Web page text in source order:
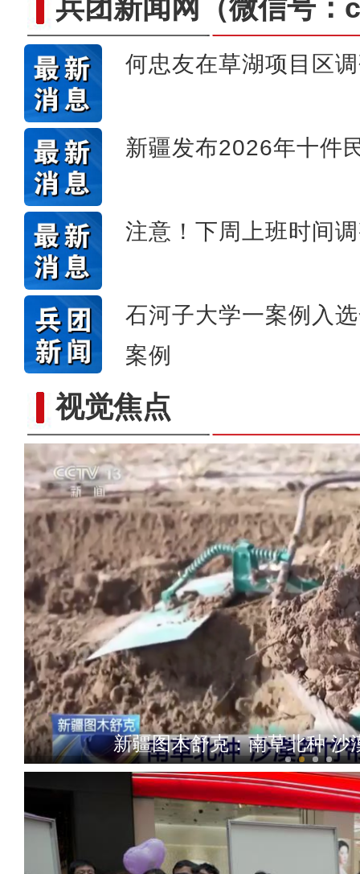
兵团新闻网 （微信号
何忠友在草湖项目区
新疆发布2026年十件
注意！下周上班时间
石河子大学一案例入
案例
视觉焦点
新疆图木舒克：南草北种 沙